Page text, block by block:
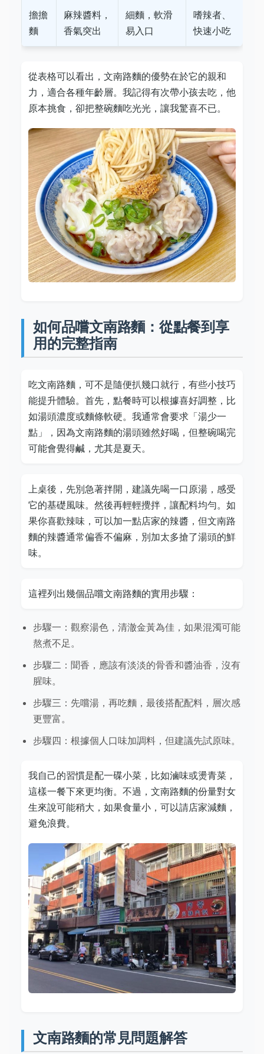
擔擔
麵
麻辣醬料，
香氣突出
細麵，軟滑
易入口
嗜辣者、
快速小吃
從表格可以看出，文南路麵的優勢在於它的親和
力，適合各種年齡層。我記得有次帶小孩去吃，他
原本挑食，卻把整碗麵吃光光，讓我驚喜不已。
如何品嚐文南路麵：從點餐到享
用的完整指南
吃文南路麵，可不是隨便扒幾口就行，有些小技巧
能提升體驗。首先，點餐時可以根據喜好調整，比
如湯頭濃度或麵條軟硬。我通常會要求「湯少一
點」，因為文南路麵的湯頭雖然好喝，但整碗喝完
可能會覺得鹹，尤其是夏天。
上桌後，先別急著拌開，建議先喝一口原湯，感受
它的基礎風味。然後再輕輕攪拌，讓配料均勻。如
果你喜歡辣味，可以加一點店家的辣醬，但文南路
麵的辣醬通常偏香不偏麻，別加太多搶了湯頭的鮮
味。
這裡列出幾個品嚐文南路麵的實用步驟：
步驟一：觀察湯色，清澈金黃為佳，如果混濁可能
熬煮不足。
步驟二：聞香，應該有淡淡的骨香和醬油香，沒有
腥味。
步驟三：先嚐湯，再吃麵，最後搭配配料，層次感
更豐富。
步驟四：根據個人口味加調料，但建議先試原味。
我自己的習慣是配一碟小菜，比如滷味或燙青菜，
這樣一餐下來更均衡。不過，文南路麵的份量對女
生來說可能稍大，如果食量小，可以請店家減麵，
避免浪費。
文南路麵的常見問題解答